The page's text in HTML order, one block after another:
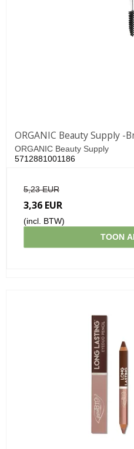
ORGANIC Beauty Supply -
ORGANIC Beauty Supply
5712881001186
5,23 EUR
3,36 EUR
(incl. BTW)
TOON